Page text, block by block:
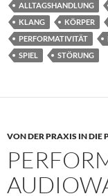
ALLTAGSHANDLUNG
KLANG
KÖRPER
PERFORMATIVITÄT
SPIEL
STÖRUNG
VON DER PRAXIS IN DIE